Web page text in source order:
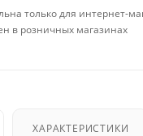
только для интернет-
в розничных магазинах
ХАРАКТЕРИСТИКИ